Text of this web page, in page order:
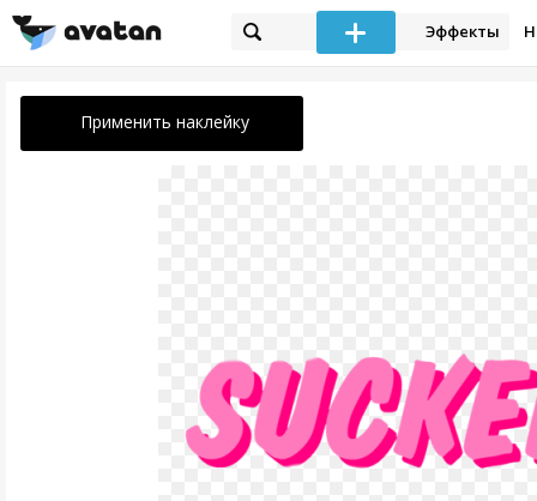
Эффекты
Применить наклейку